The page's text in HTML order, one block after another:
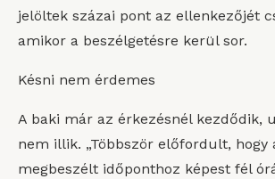
jelöltek százai pont az ellenkezőjét
amikor a beszélgetésre kerül sor.
Késni nem érdemes
A baki már az érkezésnél kezdődik,
nem illik. „Többször előfordult, hogy
megbeszélt időponthoz képest fél